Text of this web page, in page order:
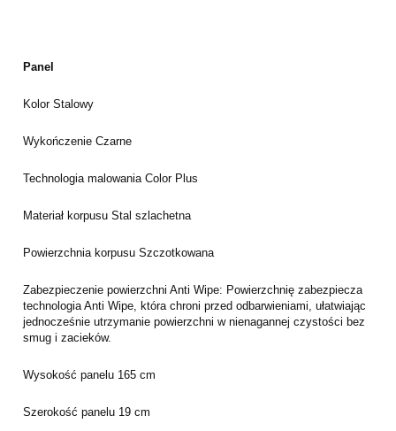
Panel
Kolor Stalowy
Wykończenie Czarne
Technologia malowania Color Plus
Materiał korpusu Stal szlachetna
Powierzchnia korpusu Szczotkowana
Zabezpieczenie powierzchni Anti Wipe: Powierzchnię zabezpiecza
technologia Anti Wipe, która chroni przed odbarwieniami, ułatwiając
jednocześnie utrzymanie powierzchni w nienagannej czystości bez
smug i zacieków.
Wysokość panelu 165 cm
Szerokość panelu 19 cm